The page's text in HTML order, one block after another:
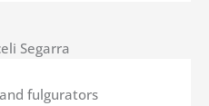
fulgurators